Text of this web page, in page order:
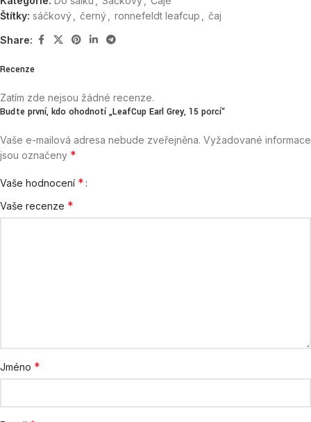
Štítky: sáčkový černý ronnefeldt leafcup čaj
Share:
Recenze
Zatím zde nejsou žádné recenze.
Buďte první, kdo ohodnotí „LeafCup Earl Grey, 15 porcí“
Vaše e-mailová adresa nebude zveřejněna. Vyžadované informace
jsou označeny *
Vaše hodnocení *
Vaše recenze *
Jméno *